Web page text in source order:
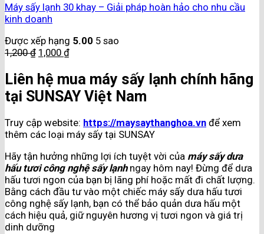
Máy sấy lạnh 30 khay – Giải pháp hoàn hảo cho nhu cầu
kinh doanh
Được xếp hạng 5.00 5 sao
1,200₫ 1,000 ₫
Liên hệ mua máy sấy lạnh chính hãng
tại SUNSAY Việt Nam
Truy cập website: https://maysaythanghoa.vn để xem
thêm các loại máy sấy tại SUNSAY
Hãy tận hưởng những lợi ích tuyệt vời của máy sấy dưa
hấu tươi công nghệ sấy lạnhngay hôm nay! Đừng để dưa
hấu tươi ngon của bạn bị lãng phí hoặc mất đi chất lượng.
Bằng cách đầu tư vào một chiếc máy sấy dưa hấu tươi
công nghệ sấy lạnh, bạn có thể bảo quản dưa hấu một
cách hiệu quả, giữ nguyên hương vị tươi ngon và giá trị
dinh dưỡng